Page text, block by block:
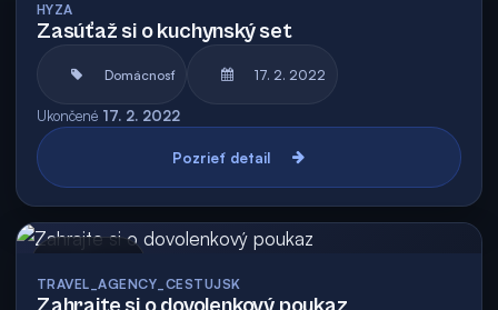
HYZA
Zasúťaž si o kuchynský set
Domácnosť 17. 2. 2022
Ukončené 17. 2. 2022
Pozrieť detail
TRAVEL_AGENCY_CESTUJSK